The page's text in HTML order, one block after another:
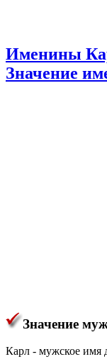
Именины
Значение
Значение
Карл - мужское имя